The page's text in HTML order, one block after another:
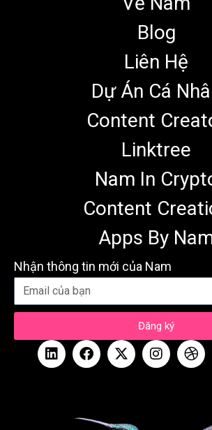
Blog
Liên Hệ
Dự Án Cá
Content
Linktree
Nam In
Content
Apps By
Nhận thông tin mới của Nam
Đăng ký